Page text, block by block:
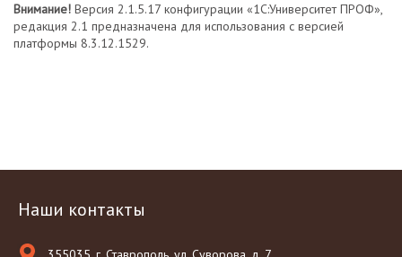
Внимание! Версия 2.1.5.17 конфигурации «1С:Университет ПРОФ»,
редакция 2.1 предназначена для использования с версией
платформы 8.3.12.1529.
Наши контакты